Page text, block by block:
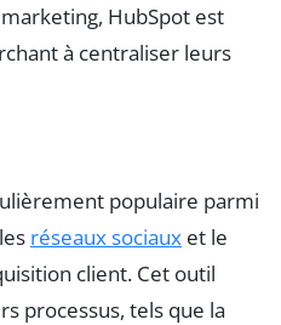
HubSpot est
à centraliser leurs
populaire parmi
réseaux sociaux et le
client. Cet outil
processus, tels que la